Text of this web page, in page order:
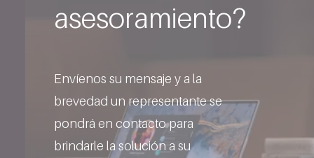
asesoramiento?
Envíenos su mensaje y a la
brevedad un representante se
pondrá en contacto para
brindarle la solución a su